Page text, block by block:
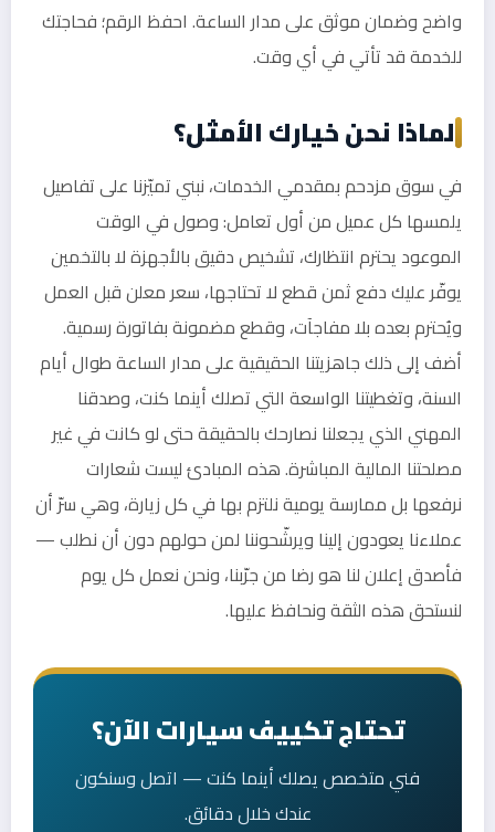
واضح وضمان موثق على مدار الساعة. احفظ الرقم؛ فحاجتك
للخدمة قد تأتي في أي وقت.
لماذا نحن خيارك الأمثل؟
في سوق مزدحم بمقدمي الخدمات، نبني تميّزنا على تفاصيل
يلمسها كل عميل من أول تعامل: وصول في الوقت
الموعود يحترم انتظارك، تشخيص دقيق بالأجهزة لا بالتخمين
يوفّر عليك دفع ثمن قطع لا تحتاجها، سعر معلن قبل العمل
ويُحترم بعده بلا مفاجآت، وقطع مضمونة بفاتورة رسمية.
أضف إلى ذلك جاهزيتنا الحقيقية على مدار الساعة طوال أيام
السنة، وتغطيتنا الواسعة التي تصلك أينما كنت، وصدقنا
المهني الذي يجعلنا نصارحك بالحقيقة حتى لو كانت في غير
مصلحتنا المالية المباشرة. هذه المبادئ ليست شعارات
نرفعها بل ممارسة يومية نلتزم بها في كل زيارة، وهي سرّ أن
عملاءنا يعودون إلينا ويرشّحوننا لمن حولهم دون أن نطلب —
فأصدق إعلان لنا هو رضا من جرّبنا، ونحن نعمل كل يوم
لنستحق هذه الثقة ونحافظ عليها.
تحتاج تكييف سيارات الآن؟
فني متخصص يصلك أينما كنت — اتصل وسنكون
عندك خلال دقائق.